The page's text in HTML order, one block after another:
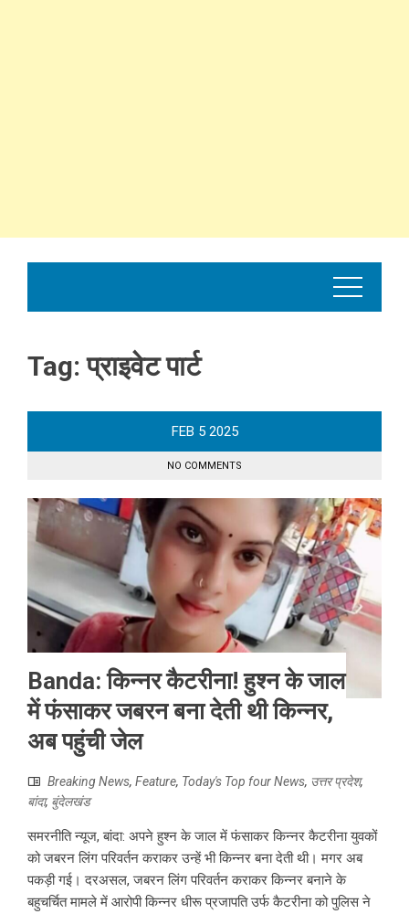
Tag:प्राइवेट पार्ट
FEB 5 2025
NO COMMENTS
Banda: किन्नर कैटरीना! हुश्न के जाल
में फंसाकर जबरन बना देती थी किन्नर,
अब पहुंची जेल
Breaking News, Feature, Today's Top four News, उत्तर प्रदेश,
बांदा, बुंदेलखंड
समरनीति न्यूज, बांदा: अपने हुश्न के जाल में फंसाकर किन्नर कैटरीना युवकों
को जबरन लिंग परिवर्तन कराकर उन्हें भी किन्नर बना देती थी। मगर अब
पकड़ी गई। दरअसल, जबरन लिंग परिवर्तन कराकर किन्नर बनाने के
बहुचर्चित मामले में आरोपी किन्नर धीरू प्रजापति उर्फ कैटरीना को पुलिस ने